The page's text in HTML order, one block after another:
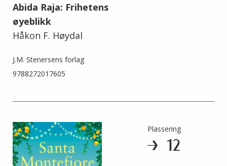
Abida Raja: Frihetens
øyeblikk
Håkon F. Høydal
J.M. Stenersens forlag
9788272017605
Plassering
12